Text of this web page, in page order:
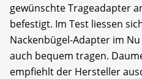
gewünschte Trageadapter
befestigt. Im Test liessen
Nackenbügel-Adapter im
auch bequem tragen.
empfiehlt der Hersteller